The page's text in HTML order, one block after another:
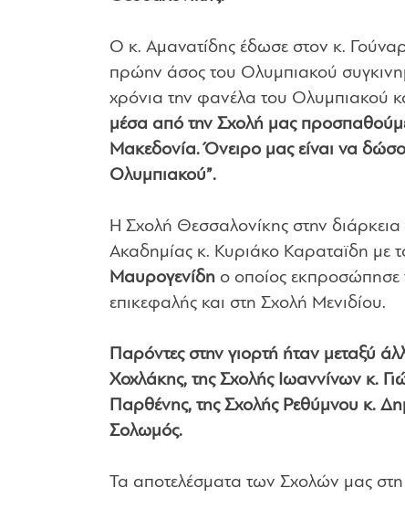
Ο κ. Αμανατίδης έδωσε στον κ.
πρώην άσος του Ολυμπιακού
χρόνια την φανέλα του Ολυμπιακού
μέσα από την Σχολή μας
Μακεδονία. Όνειρο μας είναι να
Ολυμπιακού”.
Η Σχολή Θεσσαλονίκης στην
Ακαδημίας κ. Κυριάκο Καραταϊδη με
Μαυρογενίδη ο οποίος εκπροσώπησε
επικεφαλής και στη Σχολή Μενιδίου.
Παρόντες στην γιορτή ήταν μεταξύ
Χοχλάκης, της Σχολής Ιωαννίνων κ.
Παρθένης, της Σχολής Ρεθύμνου κ.
Σολωμός.
Τα αποτελέσματα των Σχολών μας